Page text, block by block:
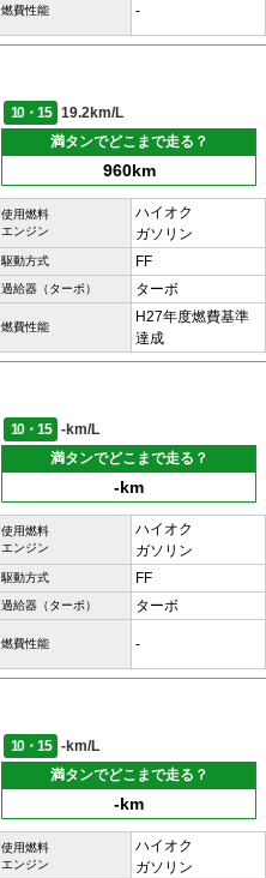
燃費性能 -
10・15
19.2km/L
満タンでどこまで走る？
960km
使用燃料
エンジン
ハイオク
ガソリン
駆動方式 FF
過給器（ターボ） ターボ
燃費性能
H27年度燃費基準
達成
10・15
-km/L
満タンでどこまで走る？
-km
使用燃料
エンジン
ハイオク
ガソリン
駆動方式 FF
過給器（ターボ） ターボ
燃費性能 -
10・15
-km/L
満タンでどこまで走る？
-km
使用燃料
エンジン
ハイオク
ガソリン